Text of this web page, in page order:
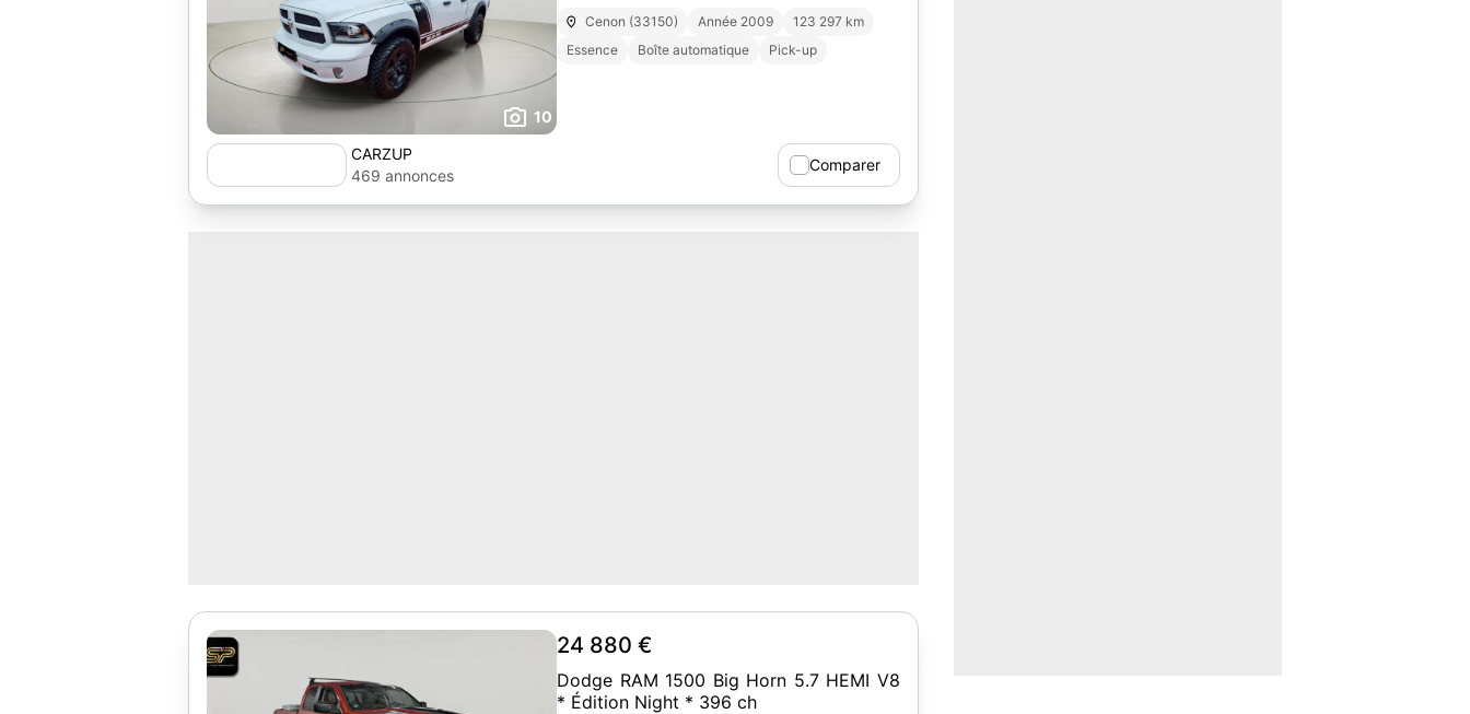
10
Cenon (33150) Année 2009
123 297 km
Essence
Boîte automatique Pick-up
CARZUP
469 annonces
Comparer
24 880 €
Dodge RAM 1500 Big Horn 5.7 HEMI V8
* Édition Night * 396 ch